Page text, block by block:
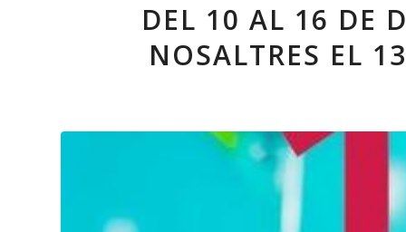
DEL 10 AL 16 DE
NOSALTRES EL